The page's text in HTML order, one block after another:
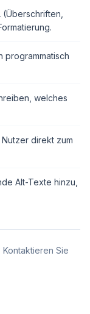
programmatisch
welches
direkt zum
Alt-Texte hinzu,
Sie